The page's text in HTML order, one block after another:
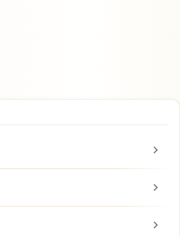
chevron_right
chevron_right
chevron_right